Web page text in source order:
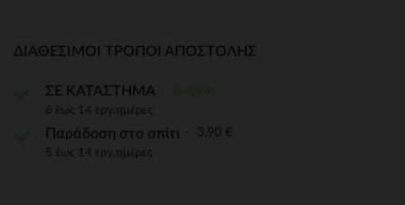
ΔΙΑΘΈΣΙΜΟΙ ΤΡΌΠΟΙ ΑΠΟΣΤΟΛΉΣ
ΣΕ ΚΑΤΑΣΤΗΜΑ
6 έως 14 εργ.ημέρες
Παράδοση στο σπίτι 3,90 €
5 έως 14 εργ.ημέρες